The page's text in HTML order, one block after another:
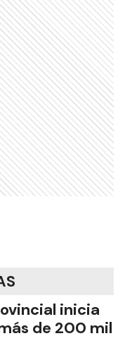
inicia
de 200 mil